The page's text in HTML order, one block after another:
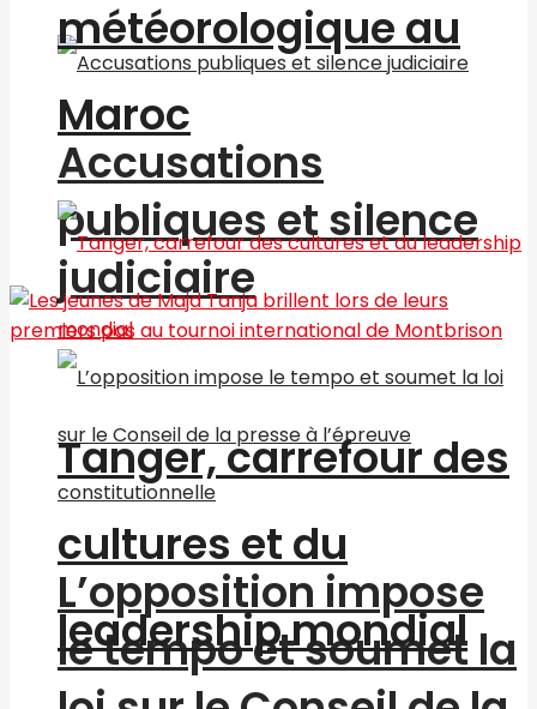
Accusations
publiques et silence
judiciaire
L’opposition impose
le tempo et soumet la
météorologique au
Maroc
Tanger, carrefour des
cultures et du
leadership mondial